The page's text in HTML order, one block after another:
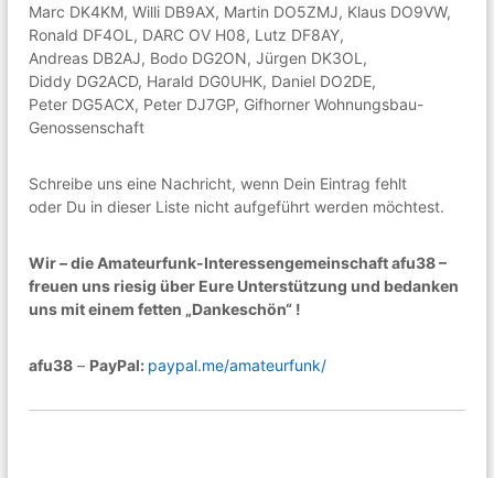
Marc DK4KM, Willi DB9AX, Martin DO5ZMJ, Klaus DO9VW,
Ronald DF4OL, DARC OV H08, Lutz DF8AY,
Andreas DB2AJ, Bodo DG2ON, Jürgen DK3OL,
Diddy DG2ACD, Harald DG0UHK, Daniel DO2DE,
Peter DG5ACX, Peter DJ7GP, Gifhorner Wohnungsbau-
Genossenschaft
Schreibe uns eine Nachricht, wenn Dein Eintrag fehlt
oder Du in dieser Liste nicht aufgeführt werden möchtest.
Wir – die Amateurfunk-Interessengemeinschaft afu38 –
freuen uns riesig über Eure Unterstützung und bedanken
uns mit einem fetten „Dankeschön“ !
afu38 – PayPal: paypal.me/amateurfunk/